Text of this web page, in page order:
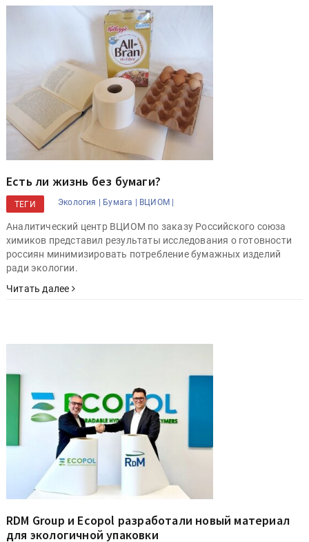
Есть ли жизнь без бумаги?
ТЕГИ Экология | Бумага | ВЦИОМ |
Аналитический центр ВЦИОМ по заказу Российского союза
химиков представил результаты исследования о готовности
россиян минимизировать потребление бумажных изделий
ради экологии.
Читать далее
RDM Group и Ecopol разработали новый материал
для экологичной упаковки